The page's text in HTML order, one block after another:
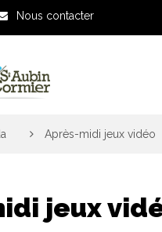
Nous contacter
Après-midi jeux vidéo
jeux